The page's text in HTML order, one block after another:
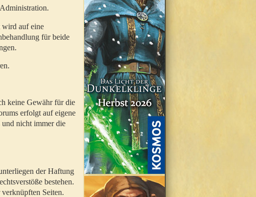
wird auf eine
für beide
keine Gewähr für die
erfolgt auf eigene
nicht immer die
der Haftung
bestehen.
Seiten.